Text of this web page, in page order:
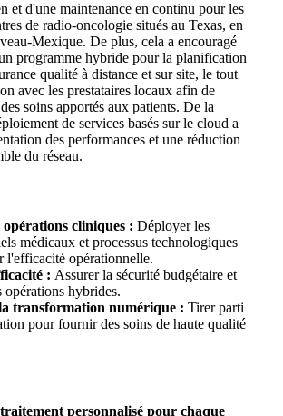
et d'une maintenance en continu pour les
de radio-oncologie situés au Texas, en
Mexique. De plus, cela a encouragé
programme hybride pour la planification
qualité à distance et sur site, le tout
avec les prestataires locaux afin de
soins apportés aux patients. De la
de services basés sur le cloud a
des performances et une réduction
du réseau.
cliniques : Déployer les
médicaux et processus technologiques
l'efficacité opérationnelle.
: Assurer la sécurité budgétaire et
opérations hybrides.
transformation numérique : Tirer parti
pour fournir des soins de haute qualité
personnalisé pour chaque